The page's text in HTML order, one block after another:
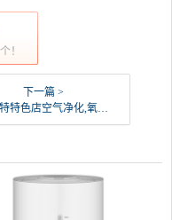
！
下一篇 >
化,氧吧]新风机外循环空气净化器管道壁挂diy月销量0件仅售669.74元